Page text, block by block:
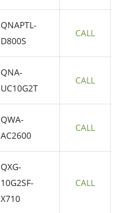
QNAPTL-
D800S
CALL
QNA-
UC10G2T
CALL
QWA-
AC2600
CALL
QXG-
10G2SF-
X710
CALL